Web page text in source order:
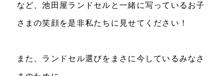
など、池田屋ランドセルと一緒に写っているお子
さまの笑顔を是非私たちに見せてください！
また、ランドセル選びをまさに今しているみなさ